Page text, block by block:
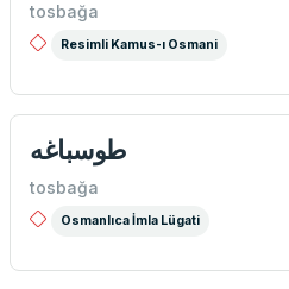
tosbağa
Resimli Kamus-ı Osmani
tosbağa
Osmanlıca İmla Lügati